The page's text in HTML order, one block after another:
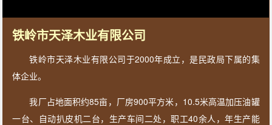
铁岭市天泽木业有限公司
铁岭市天泽木业有限公司于2000年成立，是民政局下属的集
体企业。
我厂占地面积约85亩，厂房900平方米，10.5米高温加压油罐
一台、自动扒皮机二台，生产车间二处，职工40余人，年生产能